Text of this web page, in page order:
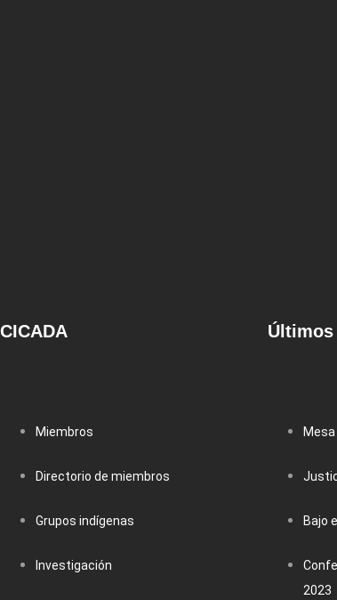
CICADA
Miembros
Directorio de miembros
Grupos indígenas
Investigación
Bajo
2023